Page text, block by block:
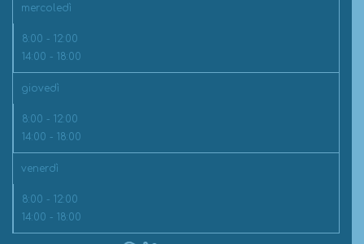
mercoledì
8:00 - 12:00
14:00 - 18:00
giovedì
8:00 - 12:00
14:00 - 18:00
venerdì
8:00 - 12:00
14:00 - 18:00